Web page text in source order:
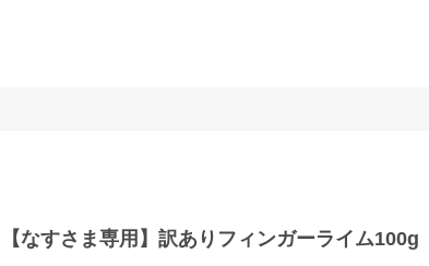
【なすさま専用】訳ありフィンガーライム100g